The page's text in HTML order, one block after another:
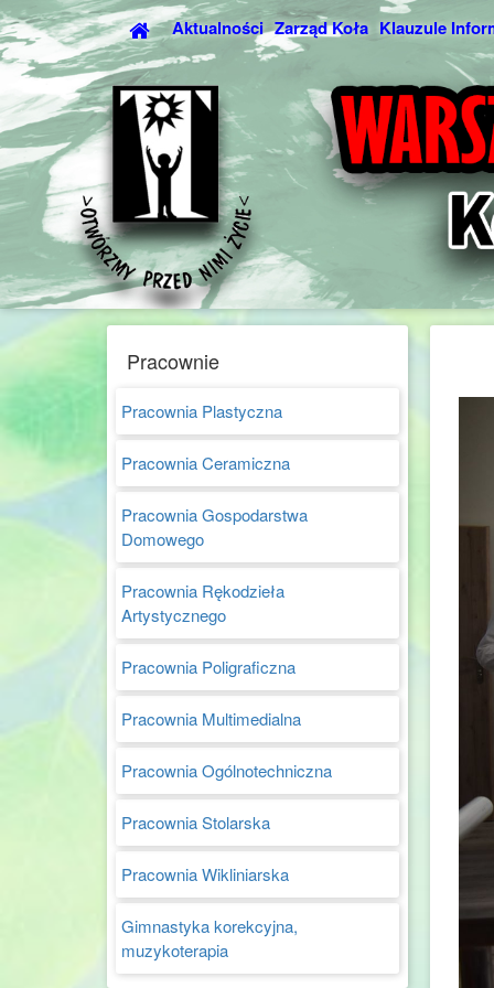
Aktualności Zarząd Koła Klauzule
Pracownie
Pracownia Plastyczna
Pracownia Ceramiczna
Pracownia Gospodarstwa
Domowego
Pracownia Rękodzieła
Artystycznego
Pracownia Poligraficzna
Pracownia Multimedialna
Pracownia Ogólnotechniczna
Pracownia Stolarska
Pracownia Wikliniarska
Gimnastyka korekcyjna,
muzykoterapia